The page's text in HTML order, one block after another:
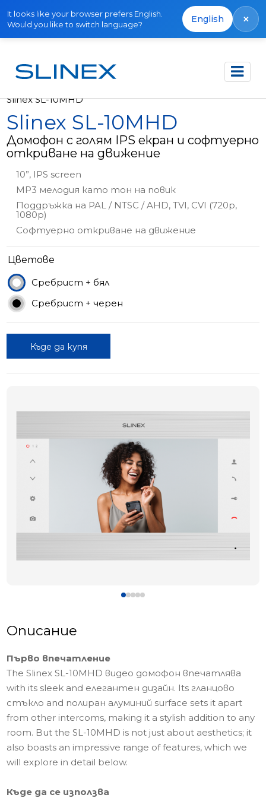
It looks like your browser prefers English.
Would you like to switch language?
English ×
Начало Продукти
Slinex SL-10MHD
Slinex SL-10MHD
Домофон с голям IPS екран и софтуерно
откриване на движение
10”, IPS screen
MP3 мелодия като тон на повик
Поддръжка на PAL / NTSC / AHD, TVI, CVI (720p,
1080p)
Софтуерно откриване на движение
Цветове
Сребрист + бял
Сребрист + черен
Къде да купя
Описание
Първо впечатление
The Slinex SL-10MHD видео домофон впечатлява
with its sleek and елегантен дизайн. Its гланцово
стъкло and полиран алуминий surface sets it apart
from other intercoms, making it a stylish addition to any
room. But the SL-10MHD is not just about aesthetics; it
also boasts an impressive range of features, which we
will explore in detail below.
Къде да се използва